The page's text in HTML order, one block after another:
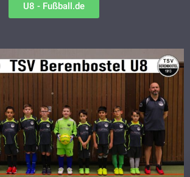
U8 - Fußball.de